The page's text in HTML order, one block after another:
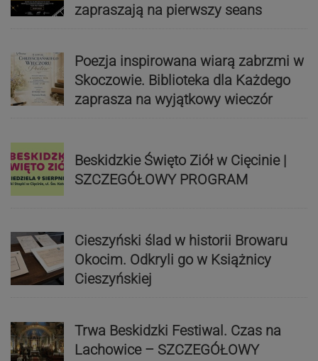
zapraszają na pierwszy seans
Poezja inspirowana wiarą zabrzmi w
Skoczowie. Biblioteka dla Każdego
zaprasza na wyjątkowy wieczór
Beskidzkie Święto Ziół w Cięcinie |
SZCZEGÓŁOWY PROGRAM
Cieszyński ślad w historii Browaru
Okocim. Odkryli go w Książnicy
Cieszyńskiej
Trwa Beskidzki Festiwal. Czas na
Lachowice – SZCZEGÓŁOWY